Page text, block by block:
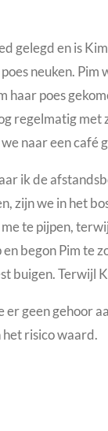
gelegd en is
neuken.
haar poes
regelmatig
naar een café
ik de
zijn we in het
te pijpen,
begon Pim te
buigen.Terwijl
geen gehoor
risico waard.